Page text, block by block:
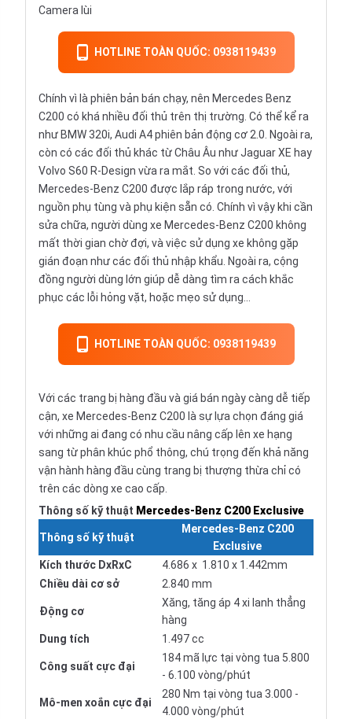
Camera lùi
HOTLINE TOÀN QUỐC: 0938119439
Chính vì là phiên bản bán chạy, nên Mercedes Benz
C200 có khá nhiều đối thủ trên thị trường. Có thể kể ra
như BMW 320i, Audi A4 phiên bản động cơ 2.0. Ngoài ra,
còn có các đối thủ khác từ Châu Âu như Jaguar XE hay
Volvo S60 R-Design vừa ra mắt. So với các đối thủ,
Mercedes-Benz C200 được lắp ráp trong nước, với
nguồn phụ tùng và phụ kiện sẵn có. Chính vì vậy khi cần
sửa chữa, người dùng xe Mercedes-Benz C200 không
mất thời gian chờ đợi, và việc sử dụng xe không gặp
gián đoạn như các đối thủ nhập khẩu. Ngoài ra, cộng
đồng người dùng lớn giúp dễ dàng tìm ra cách khắc
phục các lỗi hỏng vặt, hoặc mẹo sử dụng...
HOTLINE TOÀN QUỐC: 0938119439
Với các trang bị hàng đầu và giá bán ngày càng dễ tiếp
cận, xe Mercedes-Benz C200 là sự lựa chọn đáng giá
với những ai đang có nhu cầu nâng cấp lên xe hạng
sang từ phân khúc phổ thông, chú trọng đến khả năng
vận hành hàng đầu cùng trang bị thượng thừa chỉ có
trên các dòng xe cao cấp.
Thông số kỹ thuật Mercedes-Benz C200 Exclusive
Thông số kỹ thuật
Mercedes-Benz C200
Exclusive
Kích thước DxRxC
4.686 x 1.810 x 1.442mm
Chiều dài cơ sở
2.840 mm
Động cơ
Xăng, tăng áp 4 xi lanh thẳng
hàng
Dung tích
1.497 cc
Công suất cực đại
184 mã lực tại vòng tua 5.800
- 6.100 vòng/phút
Mô-men xoắn cực đại
280 Nm tại vòng tua 3.000 -
4.000 vòng/phút